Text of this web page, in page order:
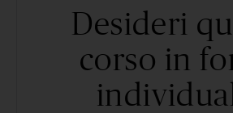
Desideri
corso in